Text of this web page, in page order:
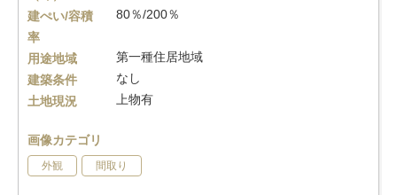
建ぺい/容積
率
80％/200％
用途地域
第一種住居地域
建築条件
なし
土地現況
上物有
画像カテゴリ
外観 間取り